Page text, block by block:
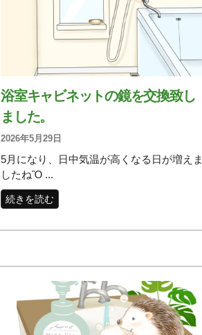
浴室キャビネットの鏡を交換致し
ました。
5月になり、日中気温が高くなる日が増えま
したねὊ ...
続きを読む
2026年5月29日